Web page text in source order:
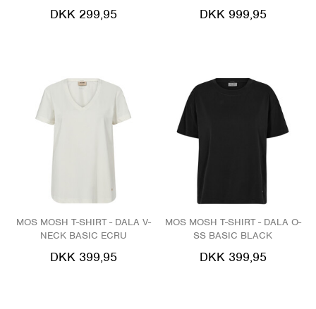
DKK 299,95 DKK 999,95
MOS MOSH T-SHIRT - DALA V-
NECK BASIC ECRU
DKK 399,95
MOS MOSH T-SHIRT - DALA O-
SS BASIC BLACK
DKK 399,95